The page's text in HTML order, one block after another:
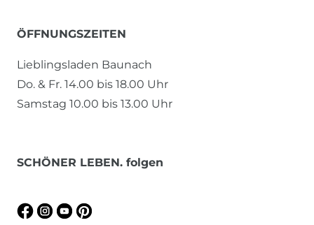
ÖFFNUNGSZEITEN
Lieblingsladen Baunach
Do. & Fr. 14.00 bis 18.00 Uhr
Samstag 10.00 bis 13.00 Uhr
SCHÖNER LEBEN. folgen